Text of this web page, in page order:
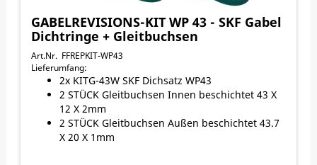
GABELREVISIONS-KIT WP 43 - SKF Gabel
Dichtringe + Gleitbuchsen
Art.Nr. FFREPKIT-WP43
Lieferumfang:
2x KITG-43W SKF Dichsatz WP43
2 STÜCK Gleitbuchsen Innen beschichtet 43 X
12 X 2mm
2 STÜCK Gleitbuchsen Außen beschichtet 43.7
X 20 X 1mm